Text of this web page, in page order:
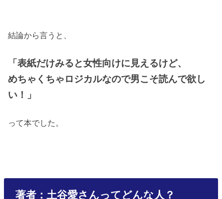
結論から言うと、
「表紙だけみると女性向けに見えるけど、
めちゃくちゃロジカルなので男こそ読んで欲し
い！」
って本でした。
著者：土谷愛さんってどんな人？